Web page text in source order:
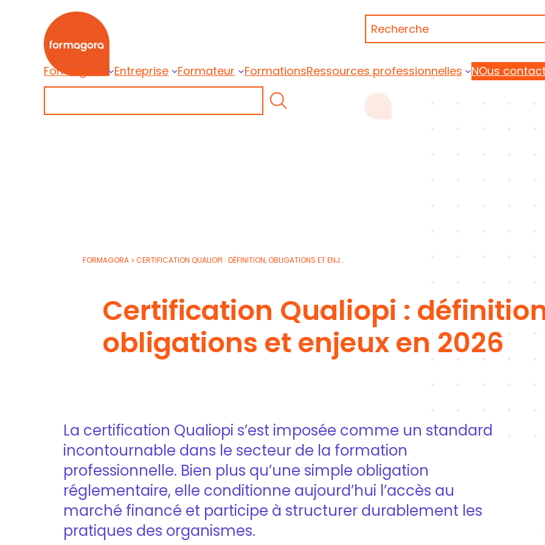
contenu
Recherche
Formagora
Formagora Entreprise Formateur FormationsRessources professionnelles
NOus
FORMAGORA > CERTIFICATION QUALIOPI : DÉFINITION, OBLIGATIONS ET ENJEUX EN 2026
Certification Qualiopi :
obligations et enjeux en 2026
La certification Qualiopi s’est imposée comme un standard
incontournable dans le secteur de la formation
professionnelle. Bien plus qu’une simple obligation
réglementaire, elle conditionne aujourd’hui l’accès au
marché financé et participe à structurer durablement les
pratiques des organismes.